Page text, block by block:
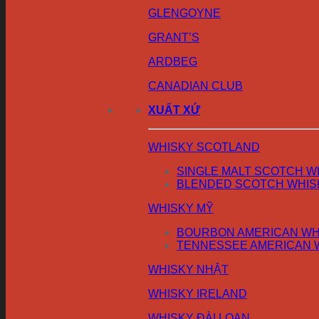
GLENGOYNE
GRANT’S
ARDBEG
CANADIAN CLUB
XUẤT XỨ
WHISKY SCOTLAND
SINGLE MALT SCOTCH
BLENDED SCOTCH
WHISKY MỸ
BOURBON AMERICAN
TENNESSEE AMERICAN
WHISKY NHẬT
WHISKY IRELAND